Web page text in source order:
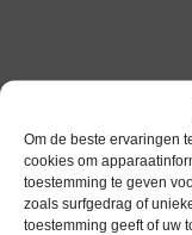
Om de beste ervaringen
cookies om
toestemming te geven
zoals surfgedrag of
toestemming geeft of uw